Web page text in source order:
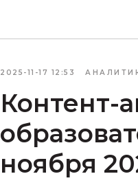
2025-11-17 12:53
Контент-
ноября